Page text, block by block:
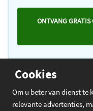
ONTVANG GRATIS
Cookies
Om u beter van dienst te
relevante advertenties,